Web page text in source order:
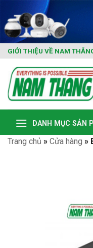
content
GIỚI THIỆU VỀ NAM
DANH MỤC SẢN
Trang chủ » Cửa hàng »